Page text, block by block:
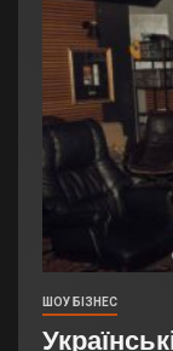
ШОУ БІЗНЕС